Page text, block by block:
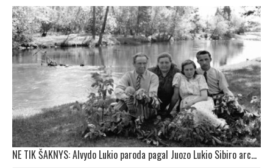
NE TIK ŠAKNYS: Alvydo Lukio paroda pagal Juozo Lukio Sibiro archyvą